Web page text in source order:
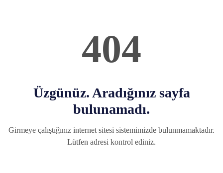
404
Üzgünüz. Aradığınız sayfa
bulunamadı.
Girmeye çalıştığınız internet sitesi sistemimizde bulunmamaktadır.
Lütfen adresi kontrol ediniz.